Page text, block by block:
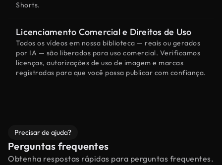
Shorts.
Licenciamento Comercial e Direitos de Uso
Todos os vídeos em nossa biblioteca — reais ou gerados
por IA — são liberados para uso comercial. Verificamos
licenças, autorizações de uso de imagem e marcas
registradas para que você possa publicar com confiança.
Precisar de ajuda?
Perguntas frequentes
Obtenha respostas rápidas para perguntas frequentes.